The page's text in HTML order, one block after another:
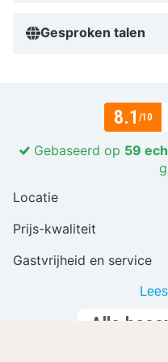
lunch.Gesproken talen
8.1 /10
Gebaseerd op 59
Locatie
Prijs-kwaliteit
Gastvrijheid en service
Alle